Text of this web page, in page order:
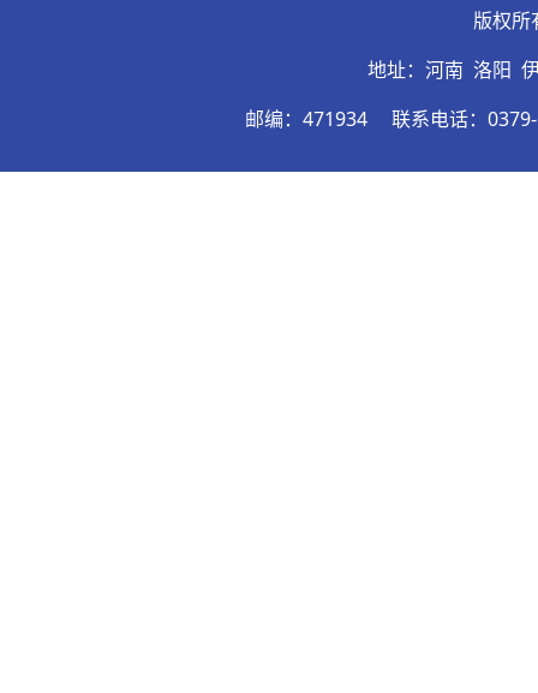
版权所
地址：河南 洛阳
邮编：471934
联系电话：